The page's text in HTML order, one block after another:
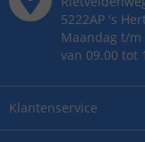
Klantenservice
5222AP 's
Maandag t/
van 09.00 tot